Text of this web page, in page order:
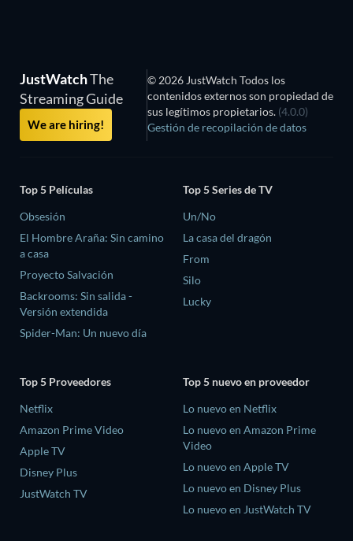
JustWatchThe
Streaming Guide
We are hiring!
© 2026 JustWatch Todos los
contenidos externos son propiedad de
sus legítimos propietarios. (4.0.0)
Gestión de recopilación de datos
Top 5 Películas
Obsesión
El Hombre Araña: Sin camino
a casa
Proyecto Salvación
Backrooms: Sin salida -
Versión extendida
Spider-Man: Un nuevo día
Top 5 Series de TV
Un/No
La casa del dragón
From
Silo
Lucky
Top 5 Proveedores
Netflix
Amazon Prime Video
Apple TV
Disney Plus
JustWatch TV
Top 5 nuevo en proveedor
Lo nuevo en Netflix
Lo nuevo en Amazon Prime
Video
Lo nuevo en Apple TV
Lo nuevo en Disney Plus
Lo nuevo en JustWatch TV